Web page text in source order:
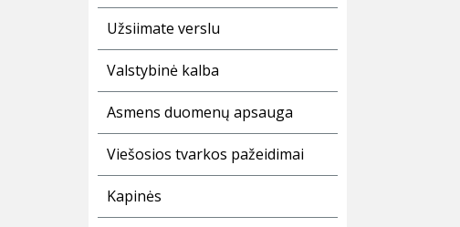
Užsiimate verslu
Valstybinė kalba
Asmens duomenų apsauga
Viešosios tvarkos pažeidimai
Kapinės